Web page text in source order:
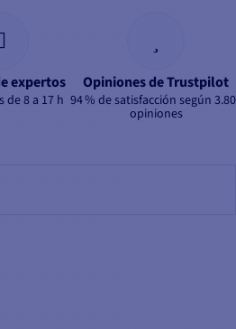
expertos
de 8 a 17 h
Opiniones de Trustpilot
94 % de satisfacción según
opiniones